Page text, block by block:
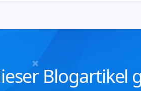
Blogartikel